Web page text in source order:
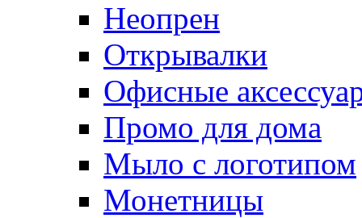
Неопрен
Открывалки
Офисные
Промо для дома
Мыло с логотипом
Монетницы